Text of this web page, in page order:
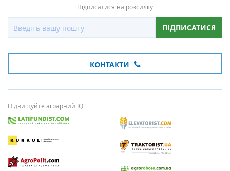
Підписатися на розсилку
ПІДПИСАТИСЯ
КОНТАКТИ
Підвищуйте аграрний IQ